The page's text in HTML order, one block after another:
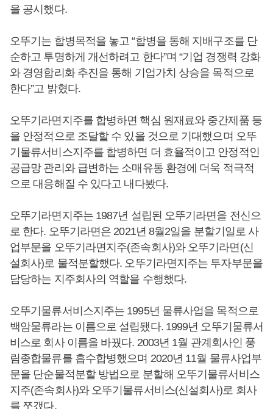
을 공시했다.
오뚜기는 합병목적을 놓고 “합병을 통해 지배구조를 단
순하고 투명하게 개선하려고 한다”며 “기업 경쟁력 강화
와 경영합리화 추진을 통해 기업가치 상승을 목적으로
한다”고 밝혔다.
오뚜기라면지주를 합병하면 핵심 원재료와 중간제품 등
을 안정적으로 조달할 수 있을 것으로 기대했으며 오뚜
기물류서비스지주를 합병하면 더 효율적이고 안정적인
공급망 관리와 급변하는 소매유통 환경에 더욱 적극적
으로 대응해질 수 있다고 내다봤다.
오뚜기라면지주는 1987년 설립된 오뚜기라면을 전신으
로 한다. 오뚜기라면은 2021년 8월2일을 분할기일로 사
업부문을 오뚜기라면지주(존속회사)와 오뚜기라면(신
설회사)로 물적분할했다. 오뚜기라면지주는 투자부문을
담당하는 지주회사의 역할을 수행했다.
오뚜기물류서비스지주는 1995년 물류사업을 목적으로
백암물류라는 이름으로 설립됐다. 1999년 오뚜기물류서
비스로 회사 이름을 바꿨다. 2003년 1월 관계회사인 풍
림종합물류를 흡수합병했으며 2020년 11월 물류사업부
문을 단순물적분할 방법으로 분할해 오뚜기물류서비스
지주(존속회사)와 오뚜기물류서비스(신설회사)로 회사
를 쪼갰다.